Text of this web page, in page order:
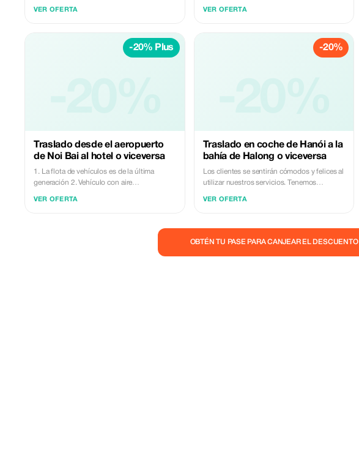
para ofrecerles unas vacaciones
VER OFERTA VER OFERTA
-20% Plus
Traslado desde el aeropuerto
de Noi Bai al hotel o viceversa
1. La flota de vehículos es de la última
generación 2. Vehículo con aire
VER OFERTA
-20%
Traslado en coche de Hanói a la
bahía de Halong o viceversa
Los clientes se sentirán cómodos y felices al
utilizar nuestros servicios. Tenemos
VER OFERTA
OBTÉN TU PASE PARA CANJEAR EL DESCUENTO